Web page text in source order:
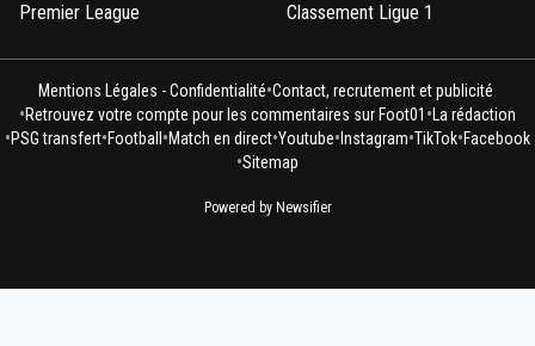
Premier League
Classement Ligue 1
Mentions Légales - Confidentialité•Contact, recrutement et publicité
•Retrouvez votre compte pour les commentaires sur Foot01 • La rédaction
•PSG transfert•Football •Match en direct•Youtube• Instagram•TikTok•Facebook
•Sitemap
Powered by Newsifier